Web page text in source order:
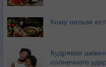
Кому нельзя
Кудрявая
солнечного